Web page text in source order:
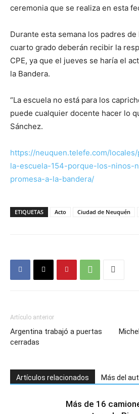
ceremonia que se realiza en esta
Durante esta semana los padres
cuarto grado deberán recibir la
CPE, ya que el jueves se haría el
la Bandera.
“La escuela no está para los
puede cualquier docente hacer lo
Sánchez.
https://neuquen.telefe.com/
la-escuela-154-porque-los-ninos-
promesa-a-la-bandera/
ETIQUETAS Acto Ciudad de Neuquén
Artículo anterior
Argentina trabajó a puertas
cerradas
Artículos relacionados Más del
Más de 16